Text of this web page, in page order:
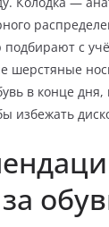
подбирают с
шерстяные
в конце дня,
избежать